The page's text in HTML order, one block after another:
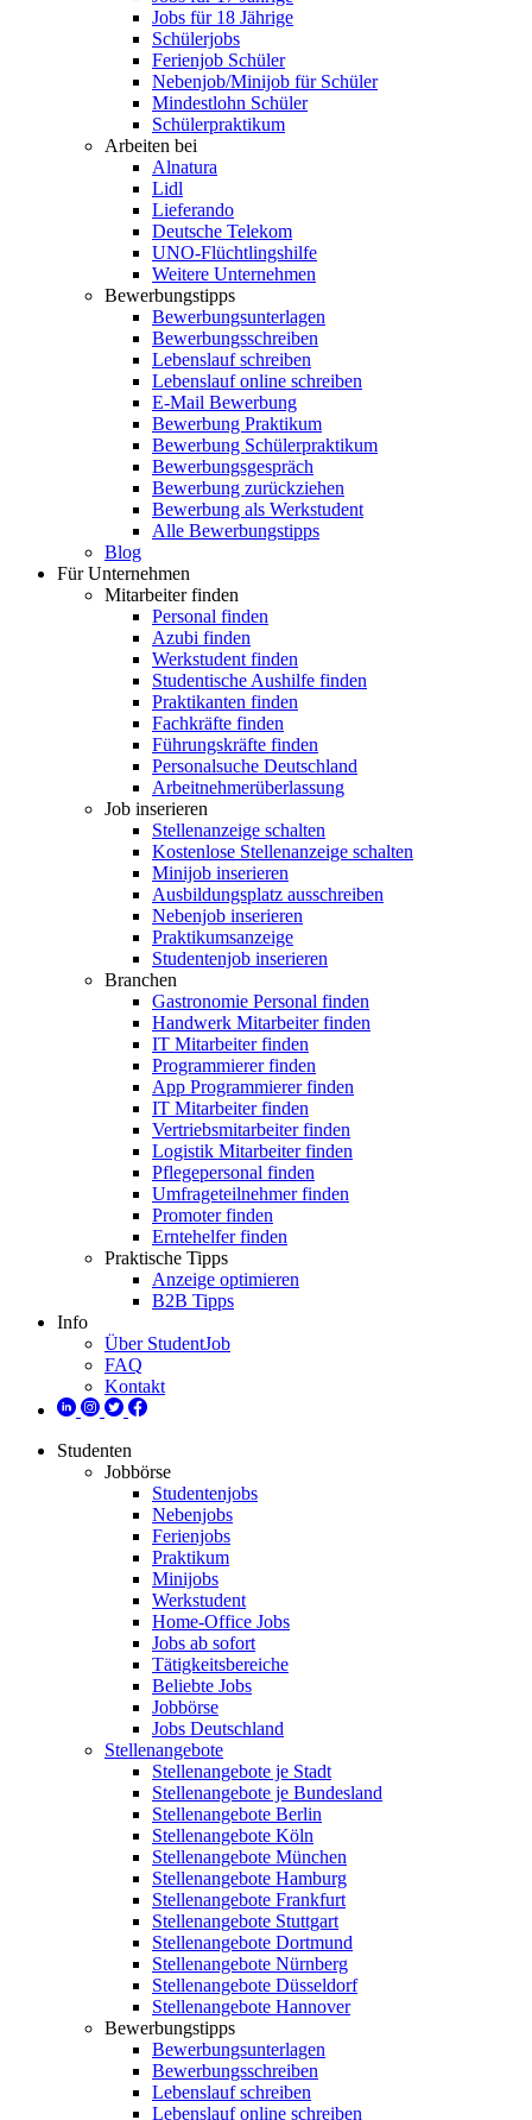
Jobs für 18 Jährige
Schülerjobs
Ferienjob Schüler
Nebenjob/Minijob für Schüler
Mindestlohn Schüler
Schülerpraktikum
Arbeiten bei
Alnatura
Lidl
Lieferando
Deutsche Telekom
UNO-Flüchtlingshilfe
Weitere Unternehmen
Bewerbungstipps
Bewerbungsunterlagen
Bewerbungsschreiben
Lebenslauf schreiben
Lebenslauf online schreiben
E-Mail Bewerbung
Bewerbung Praktikum
Bewerbung Schülerpraktikum
Bewerbungsgespräch
Bewerbung zurückziehen
Bewerbung als Werkstudent
Alle Bewerbungstipps
Blog
Für Unternehmen
Mitarbeiter finden
Personal finden
Azubi finden
Werkstudent finden
Studentische Aushilfe finden
Praktikanten finden
Fachkräfte finden
Führungskräfte finden
Personalsuche Deutschland
Arbeitnehmerüberlassung
Job inserieren
Stellenanzeige schalten
Kostenlose Stellenanzeige schalten
Minijob inserieren
Ausbildungsplatz ausschreiben
Nebenjob inserieren
Praktikumsanzeige
Studentenjob inserieren
Branchen
Gastronomie Personal finden
Handwerk Mitarbeiter finden
IT Mitarbeiter finden
Programmierer finden
App Programmierer finden
IT Mitarbeiter finden
Vertriebsmitarbeiter finden
Logistik Mitarbeiter finden
Pflegepersonal finden
Umfrageteilnehmer finden
Promoter finden
Erntehelfer finden
Praktische Tipps
Anzeige optimieren
B2B Tipps
Info
Über StudentJob
FAQ
Kontakt
Studenten
Jobbörse
Studentenjobs
Nebenjobs
Ferienjobs
Praktikum
Minijobs
Werkstudent
Home-Office Jobs
Jobs ab sofort
Tätigkeitsbereiche
Beliebte Jobs
Jobbörse
Jobs Deutschland
Stellenangebote
Stellenangebote je Stadt
Stellenangebote je Bundesland
Stellenangebote Berlin
Stellenangebote Köln
Stellenangebote München
Stellenangebote Hamburg
Stellenangebote Frankfurt
Stellenangebote Stuttgart
Stellenangebote Dortmund
Stellenangebote Nürnberg
Stellenangebote Düsseldorf
Stellenangebote Hannover
Bewerbungstipps
Bewerbungsunterlagen
Bewerbungsschreiben
Lebenslauf schreiben
Lebenslauf online schreiben